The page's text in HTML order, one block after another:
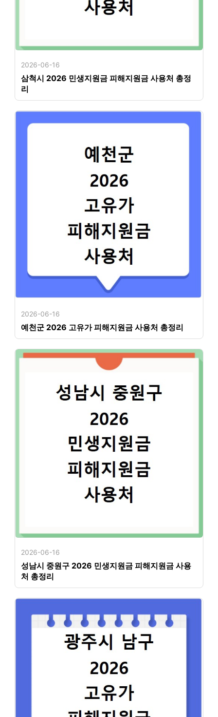
2026-06-16
삼척시 2026 민생지원금 피해지원금 사용처 총정
리
2026-06-16
예천군 2026 고유가 피해지원금 사용처 총정리
2026-06-16
성남시 중원구 2026 민생지원금 피해지원금 사용
처 총정리